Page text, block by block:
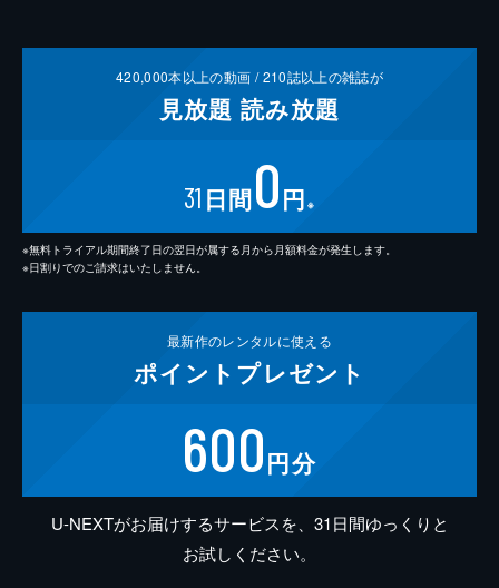
420,000本以上の動画 /210誌以上の雑誌が
見放題 読み放題
31 日間0円 ※
※無料トライアル期間終了日の翌日が属する月から月額料金が発生します。
※日割りでのご請求はいたしません。
最新作のレンタルに使える
ポイント プレゼント
600円分
U-NEXTがお届けするサービスを、31日間ゆっくりと
お試しください。